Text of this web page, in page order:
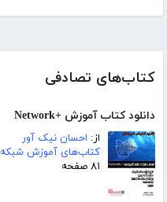
کتاب‌های تصادفی
دانلود کتاب آموزش +Network
از: احسان نیک آور
کتاب‌های آموزش شبکه
۸۱ صفحه